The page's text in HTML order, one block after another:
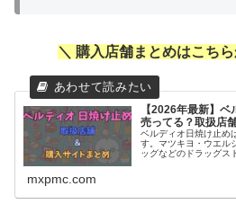
＼ 購入店舗まとめはこち
【2026年最新】
売ってる？取扱店
ベルディオ日焼け止め
す。マツキヨ・ウエル
ッグなどのドラッグス
トしやすい方法につい
mxpmc.com